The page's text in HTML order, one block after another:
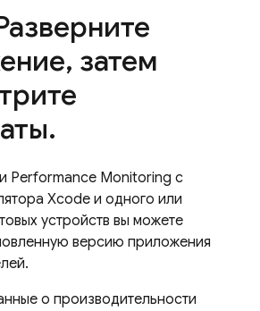
, затем
.
Performance Monitoring с
Xcode и одного или
устройств вы можете
версию приложения
о производительности